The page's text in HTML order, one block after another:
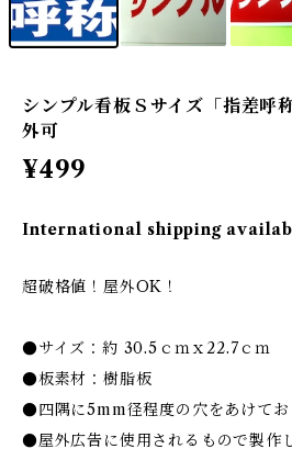
シンプル看板Ｓサイズ「指差呼
外可
¥499
International shipping
超破格値！屋外OK！
●サイズ：約 30.5ｃｍｘ22.7ｃｍ
●板素材：樹脂板
●四隅に5mm径程度の穴をあけてお
●屋外広告に使用されるもので製作